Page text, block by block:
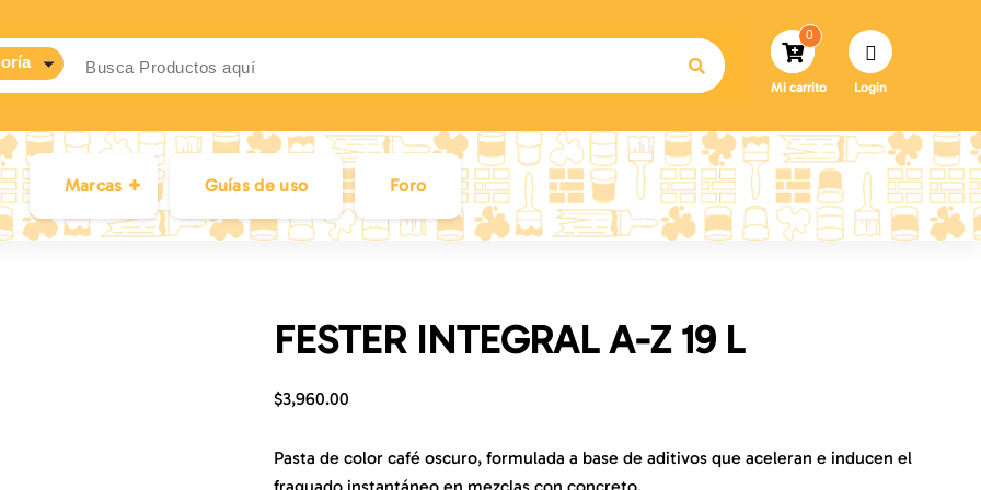
0
Mi carrito Login
Marcas Guías de uso Foro
FESTER INTEGRAL A-Z 19 L
$3,960.00
Pasta de color café oscuro, formulada a base de aditivos que aceleran e inducen el